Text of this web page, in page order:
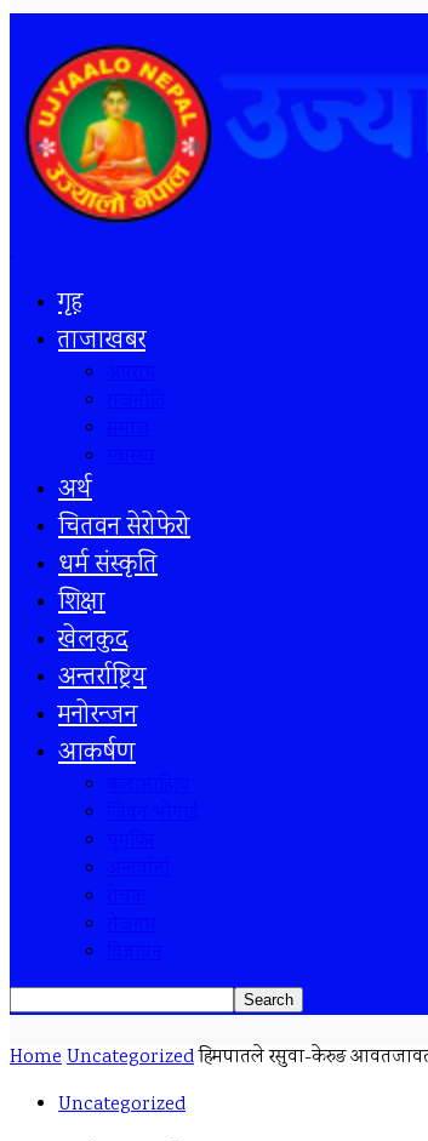
गृह
ताजाखबर
अर्थ
चितवन सेरोफेरो
धर्म संस्कृति
शिक्षा
खेलकुद
अन्तर्राष्ट्रिय
मनोरन्जन
आकर्षण
HomeUncategorizedहिमपातले रसुवा-केरुङ
Uncategorized